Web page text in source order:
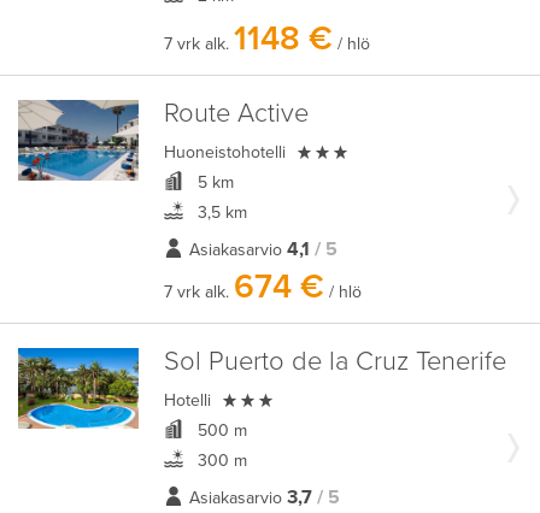
7 vrk alk. 1148 € / hlö
Route Active
Huoneistohotelli 
5 km
3,5 km
Asiakasarvio 4,1 / 5
7 vrk alk. 674 € / hlö
Sol Puerto de la Cruz Tenerife
Hotelli 
500 m
300 m
Asiakasarvio 3,7 / 5